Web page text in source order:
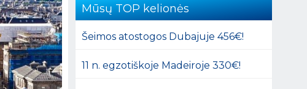
Mūsų TOP kelionės
Šeimos atostogos Dubajuje 456€!
11 n. egzotiškoje Madeiroje 330€!